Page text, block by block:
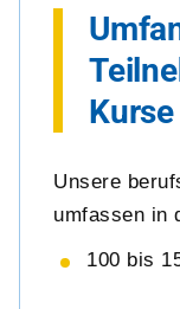
Kurse
Unsere
umfassen in
100 bis